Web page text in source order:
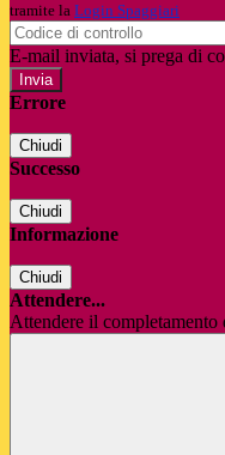
tramite la Login Spaggiari
E-mail inviata, si prega di
Errore
Chiudi
Successo
Chiudi
Informazione
Chiudi
Attendere...
Attendere il completamento